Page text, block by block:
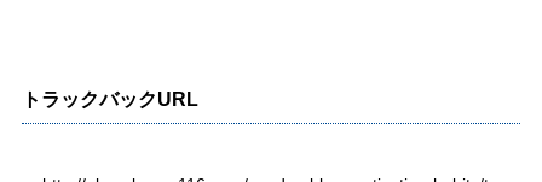
トラックバックURL